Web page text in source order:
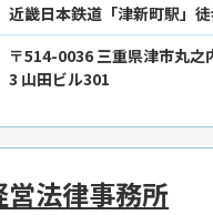
近畿日本鉄道「津新町駅」
〒514-0036 三重県津市丸之
3 山田ビル301
営法律事務所